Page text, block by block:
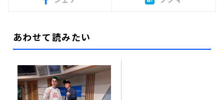
あわせて読みたい